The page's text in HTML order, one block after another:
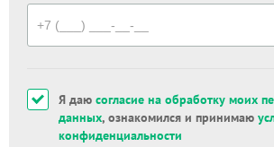
Я даю согласие на обработку моих
данных, ознакомился и принимаю
конфиденциальности